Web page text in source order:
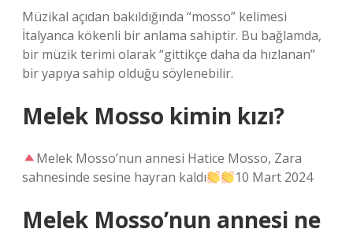
Müzikal açıdan bakıldığında “mosso” kelimesi
İtalyanca kökenli bir anlama sahiptir. Bu bağlamda,
bir müzik terimi olarak “gittikçe daha da hızlanan”
bir yapıya sahip olduğu söylenebilir.
Melek Mosso kimin kızı?
Melek Mosso’nun annesi Hatice Mosso, Zara
sahnesinde sesine hayran kaldı
10 Mart 2024
Melek Mosso’nun annesi ne